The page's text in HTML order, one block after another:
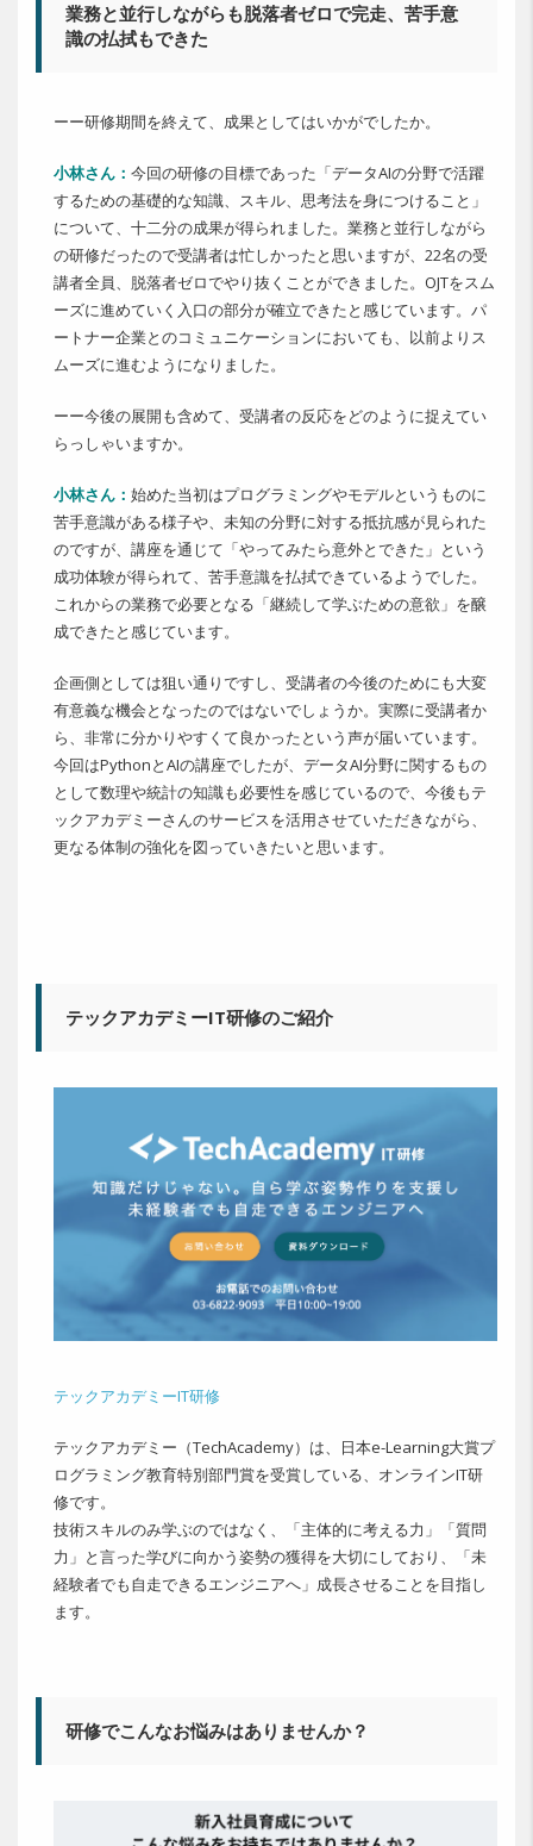
業務と並行しながらも脱落者ゼロで完走、苦手意
識の払拭もできた
ーー研修期間を終えて、成果としてはいかがでしたか。
小林さん： 今回の研修の目標であった「データAIの分野で活躍
するための基礎的な知識、スキル、思考法を身につけること」
について、十二分の成果が得られました。業務と並行しながら
の研修だったので受講者は忙しかったと思いますが、22名の受
講者全員、脱落者ゼロでやり抜くことができました。OJTをスム
ーズに進めていく入口の部分が確立できたと感じています。パ
ートナー企業とのコミュニケーションにおいても、以前よりス
ムーズに進むようになりました。
ーー今後の展開も含めて、受講者の反応をどのように捉えてい
らっしゃいますか。
小林さん： 始めた当初はプログラミングやモデルというものに
苦手意識がある様子や、未知の分野に対する抵抗感が見られた
のですが、講座を通じて「やってみたら意外とできた」という
成功体験が得られて、苦手意識を払拭できているようでした。
これからの業務で必要となる「継続して学ぶための意欲」を醸
成できたと感じています。
企画側としては狙い通りですし、受講者の今後のためにも大変
有意義な機会となったのではないでしょうか。実際に受講者か
ら、非常に分かりやすくて良かったという声が届いています。
今回はPythonとAIの講座でしたが、データAI分野に関するもの
として数理や統計の知識も必要性を感じているので、今後もテ
ックアカデミーさんのサービスを活用させていただきながら、
更なる体制の強化を図っていきたいと思います。
テックアカデミーIT研修のご紹介
テックアカデミーIT研修
テックアカデミー（TechAcademy）は、日本e-Learning大賞プ
ログラミング教育特別部門賞を受賞している、オンラインIT研
修です。
技術スキルのみ学ぶのではなく、「主体的に考える力」「質問
力」と言った学びに向かう姿勢の獲得を大切にしており、「未
経験者でも自走できるエンジニアへ」成長させることを目指し
ます。
研修でこんなお悩みはありませんか？